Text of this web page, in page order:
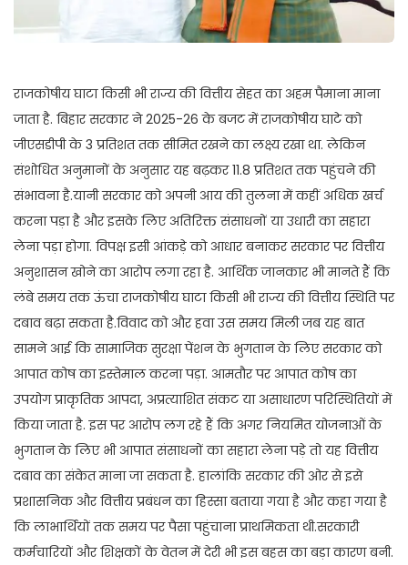
राजकोषीय घाटा किसी भी राज्य की वित्तीय सेहत का अहम पैमाना माना
जाता है. बिहार सरकार ने 2025-26 के बजट में राजकोषीय घाटे को
जीएसडीपी के 3 प्रतिशत तक सीमित रखने का लक्ष्य रखा था. लेकिन
संशोधित अनुमानों के अनुसार यह बढ़कर 11.8 प्रतिशत तक पहुंचने की
संभावना है.यानी सरकार को अपनी आय की तुलना में कहीं अधिक खर्च
करना पड़ा है और इसके लिए अतिरिक्त संसाधनों या उधारी का सहारा
लेना पड़ा होगा. विपक्ष इसी आंकड़े को आधार बनाकर सरकार पर वित्तीय
अनुशासन खोने का आरोप लगा रहा है. आर्थिक जानकार भी मानते हैं कि
लंबे समय तक ऊंचा राजकोषीय घाटा किसी भी राज्य की वित्तीय स्थिति पर
दबाव बढ़ा सकता है.विवाद को और हवा उस समय मिली जब यह बात
सामने आई कि सामाजिक सुरक्षा पेंशन के भुगतान के लिए सरकार को
आपात कोष का इस्तेमाल करना पड़ा. आमतौर पर आपात कोष का
उपयोग प्राकृतिक आपदा, अप्रत्याशित संकट या असाधारण परिस्थितियों में
किया जाता है. इस पर आरोप लग रहे हैं कि अगर नियमित योजनाओं के
भुगतान के लिए भी आपात संसाधनों का सहारा लेना पड़े तो यह वित्तीय
दबाव का संकेत माना जा सकता है. हालांकि सरकार की ओर से इसे
प्रशासनिक और वित्तीय प्रबंधन का हिस्सा बताया गया है और कहा गया है
कि लाभार्थियों तक समय पर पैसा पहुंचाना प्राथमिकता थी.सरकारी
कर्मचारियों और शिक्षकों के वेतन में देरी भी इस बहस का बड़ा कारण बनी.